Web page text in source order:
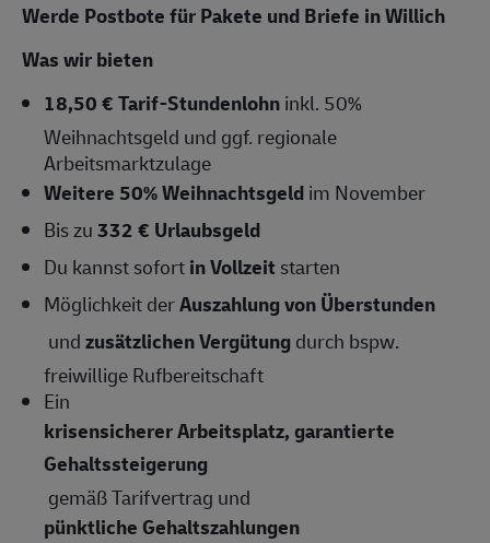
Werde Postbote für Pakete und Briefe in Willich
Was wir bieten
18,50 € Tarif-Stundenlohninkl. 50%
Weihnachtsgeld und ggf. regionale
Arbeitsmarktzulage
Weitere 50% Weihnachtsgeldim November
Bis zu332 € Urlaubsgeld
Du kannst sofortin Vollzeit starten
Möglichkeit derAuszahlung von Überstunden
undzusätzlichen Vergütungdurch bspw.
freiwillige Rufbereitschaft
Ein
krisensicherer Arbeitsplatz, garantierte
Gehaltssteigerung
gemäß Tarifvertrag und
pünktliche Gehaltszahlungen